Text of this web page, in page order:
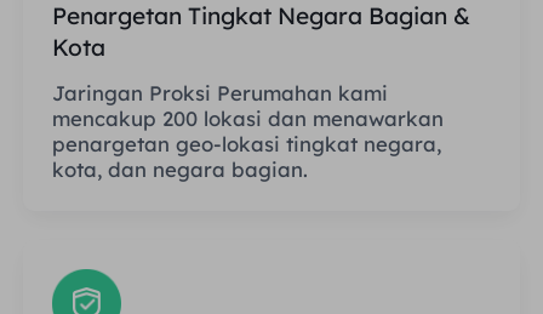
Penargetan Tingkat Negara Bagian &
Kota
Jaringan Proksi Perumahan kami
mencakup 200 lokasi dan menawarkan
penargetan geo-lokasi tingkat negara,
kota, dan negara bagian.